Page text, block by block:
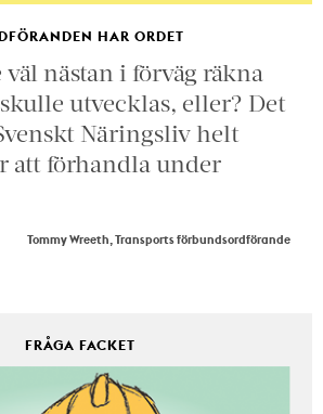
HAR ORDET
nästan i förväg räkna
utvecklas, eller? Det
Näringsliv helt
att förhandla under
Tommy Wreeth, Transports förbundsordförande
FRÅGA FACKET